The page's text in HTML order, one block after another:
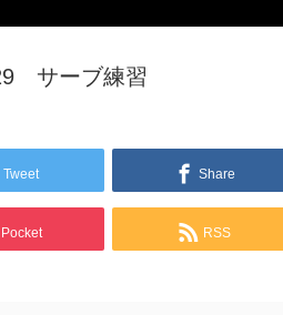
サーブ練習
Tweet Share
Pocket RSS